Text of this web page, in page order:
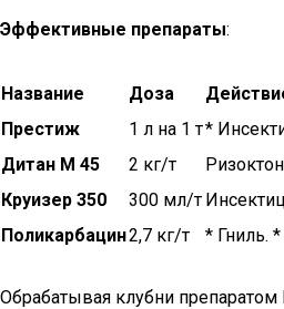
Эффективные препараты:
Название Доза
Престиж
1 л на 1 т*
Дитан М 45
2 кг/т
Круизер 350
300 мл/т
Поликарбацин2,7 кг/т * Гниль.
Обрабатывая клубни